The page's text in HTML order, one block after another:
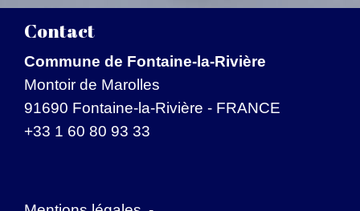
Contact
Commune de Fontaine-la-Rivière
Montoir de Marolles
91690 Fontaine-la-Rivière - FRANCE
+33 1 60 80 93 33